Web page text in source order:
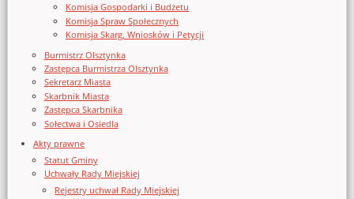
Komisja Gospodarki i Budżetu
Komisja Spraw Społecznych
Komisja Skarg, Wniosków i Petycji
Burmistrz Olsztynka
Zastępca Burmistrza Olsztynka
Sekretarz Miasta
Skarbnik Miasta
Zastępca Skarbnika
Sołectwa i Osiedla
Akty prawne
Statut Gminy
Uchwały Rady Miejskiej
Rejestry uchwał Rady Miejskiej